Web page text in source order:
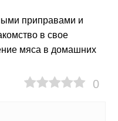
приправами и
в свое
мяса в домашних
0